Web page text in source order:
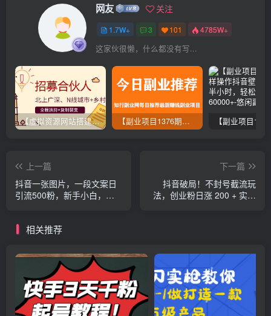
网友 关注
1.7W+ 3 101 4785W+
这家伙很懒，什么都没有写...
【虚拟资源网站搭建服务】加盟本站系统，做一个和本站一样的独立网站，躺赚的项目 【副业项目1376期】龟课最新闲鱼项目玩法实战教程_全新升级月收益几千到几万
上一篇
抖音一张图片，一段文案日
引流500粉，新手小白，轻
下一篇
抖音破局！不封号截流玩
法，创业粉日涨 200 + 实操
相关推荐